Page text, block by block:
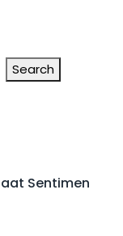
Search
Sentimen